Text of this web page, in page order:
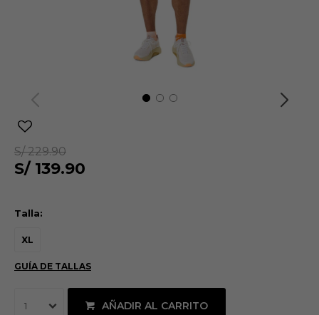
S/ 139.90
S/ 229.90
Talla:
XL
GUÍA DE TALLAS
1 AÑADIR AL CARRITO